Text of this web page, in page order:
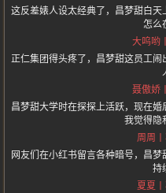
这反差婊人设太经典了，昌梦甜白
怎么
大呜哟
正仁集团得头疼了，昌梦甜这员工
聂傲娇
昌梦甜大学时在探探上活跃，现在
我觉得隐
周周
网友们在小红书留言各种暗号，昌
持
夏夏